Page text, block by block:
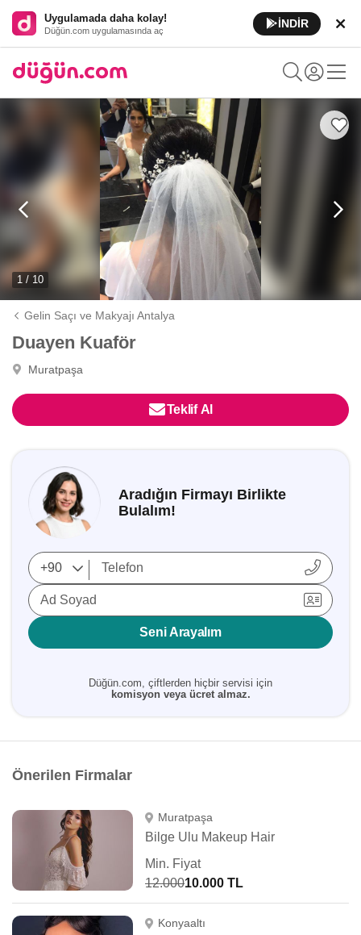
Uygulamada daha kolay!
Düğün.com uygulamasında aç
İNDİR
1 / 10
Gelin Saçı ve Makyajı Antalya
Duayen Kuaför
Muratpaşa
Teklif Al
Aradığın Firmayı Birlikte
Bulalım!
Ad Soyad
Seni Arayalım
Düğün.com, çiftlerden hiçbir servisi için
komisyon veya ücret almaz.
Önerilen Firmalar
Muratpaşa
Bilge Ulu Makeup Hair
Min. Fiyat
12.00010.000 TL
Konyaaltı